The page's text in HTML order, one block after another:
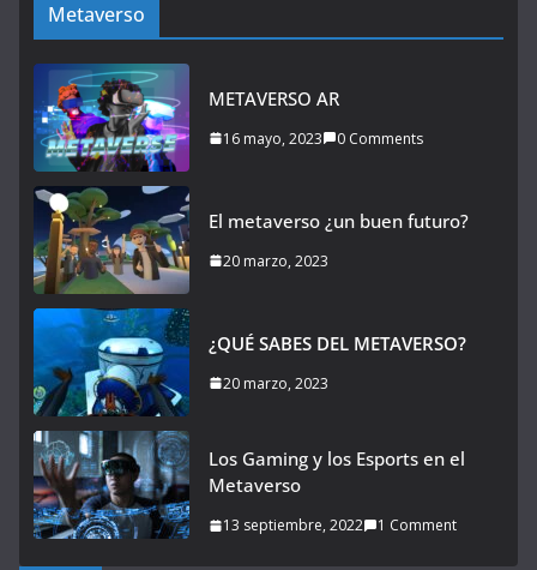
Metaverso
METAVERSO AR
16 mayo, 2023 0 Comments
El metaverso ¿un buen futuro?
20 marzo, 2023
¿QUÉ SABES DEL METAVERSO?
20 marzo, 2023
Los Gaming y los Esports en el
Metaverso
13 septiembre, 2022 1 Comment